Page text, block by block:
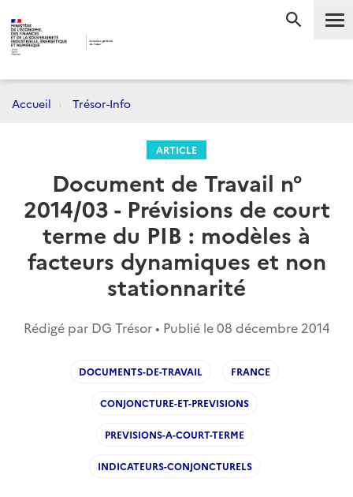
Accueil Trésor-Info
ARTICLE
Document de Travail n°
2014/03 - Prévisions de court
terme du PIB : modèles à
facteurs dynamiques et non
stationnarité
Rédigé par DG Trésor • Publié le08 décembre 2014
DOCUMENTS-DE-TRAVAIL FRANCE
CONJONCTURE-ET-PREVISIONS
PREVISIONS-A-COURT-TERME
INDICATEURS-CONJONCTURELS